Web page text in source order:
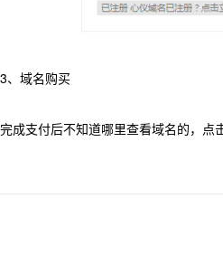
3、域名购买
完成支付后不知道哪里查看域名的，